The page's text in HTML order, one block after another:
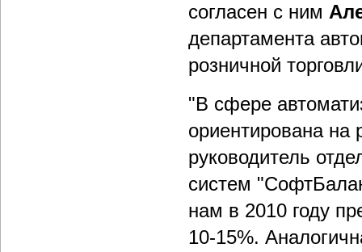
согласен с ним
департамента
розничной
"В сфере
ориентирована
руководитель
систем
нам в 2010 году
10-15%.